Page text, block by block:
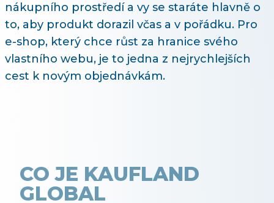
nákupního prostředí a vy se staráte hlavně o
to, aby produkt dorazil včas a v pořádku. Pro
e-shop, který chce růst za hranice svého
vlastního webu, je to jedna z nejrychlejších
cest k novým objednávkám.
CO JE KAUFLAND
GLOBAL